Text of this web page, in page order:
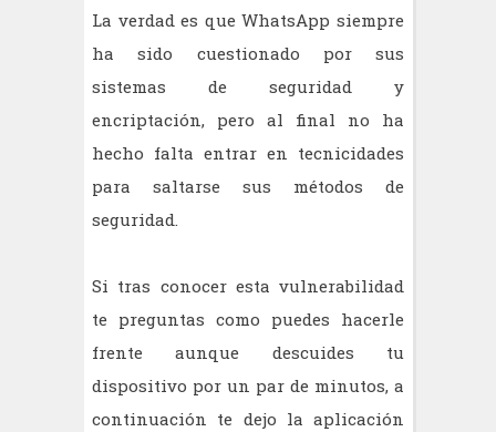
La verdad es que WhatsApp siempre
ha sido cuestionado por sus
sistemas de seguridad y
encriptación, pero al final no ha
hecho falta entrar en tecnicidades
para saltarse sus métodos de
seguridad.
Si tras conocer esta vulnerabilidad
te preguntas como puedes hacerle
frente aunque descuides tu
dispositivo por un par de minutos, a
continuación te dejo la aplicación